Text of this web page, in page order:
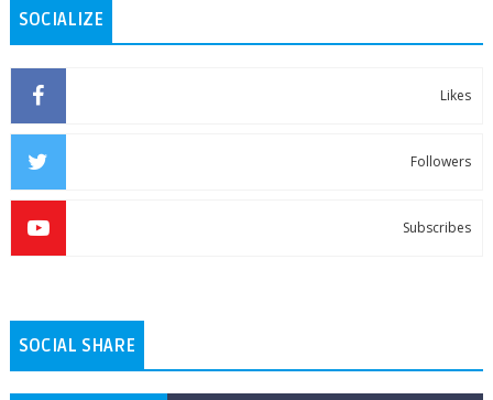
SOCIALIZE
Likes
Followers
Subscribes
SOCIAL SHARE